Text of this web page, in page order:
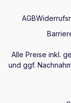
AGB
Alle Preise inkl.
und ggf.